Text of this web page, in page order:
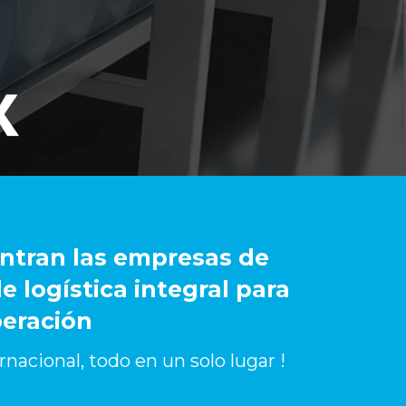
las empresas de
logística integral para
todo en un solo lugar !